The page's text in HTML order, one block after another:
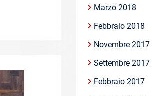
Marzo 2018
Febbraio 2018
Novembre 2017
Settembre 2017
Febbraio 2017